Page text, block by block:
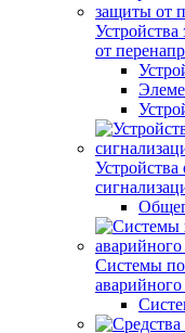
от
Устройства
Системы